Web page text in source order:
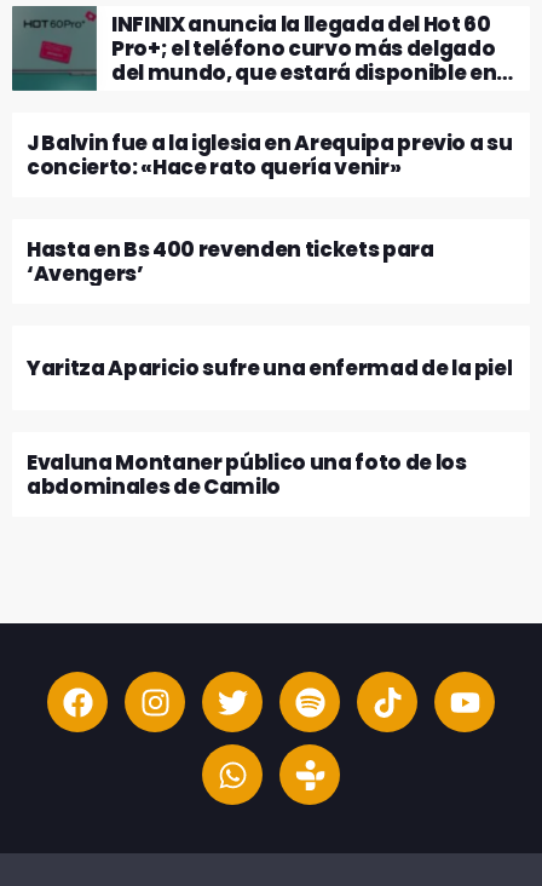
INFINIX anuncia la llegada del Hot 60
Pro+; el teléfono curvo más delgado
del mundo, que estará disponible en
J Balvin fue a la iglesia en Arequipa previo a su
concierto: «Hace rato quería venir»
Hasta en Bs 400 revenden tickets para
‘Avengers’
Yaritza Aparicio sufre una enfermad de la piel
Evaluna Montaner público una foto de los
abdominales de Camilo